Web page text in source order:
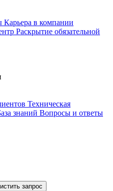
Карьера в компании
Раскрытие обязательной
Техническая
знаний Вопросы и ответы
запрос